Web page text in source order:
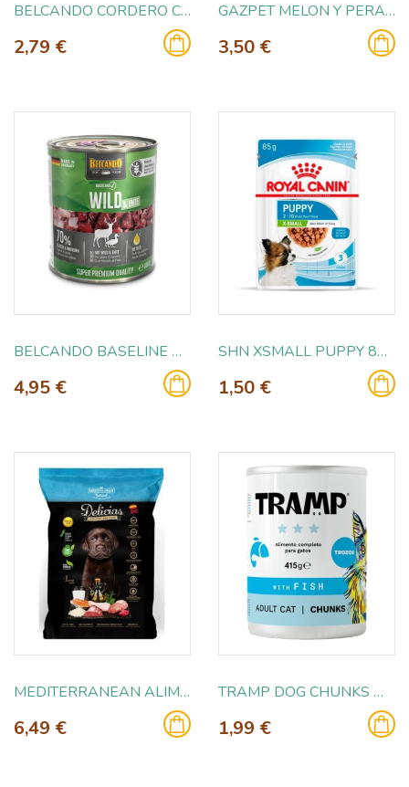
BELCANDO CORDERO CON ARROZ Y TOMATE 400GR
2,79 €
GAZPET MELON Y PERA 250GR
3,50 €
BELCANDO BASELINE VENADO 800GR
4,95 €
SHN XSMALL PUPPY 85GR
1,50 €
MEDITERRANEAN ALIMENTO SEMI HUMEDO PUPPY 800GR
6,49 €
TRAMP DOG CHUNKS WITH FISH 415GR
1,99 €